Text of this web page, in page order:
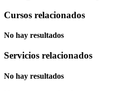
Cursos relacionados
No hay resultados
Servicios relacionados
No hay resultados